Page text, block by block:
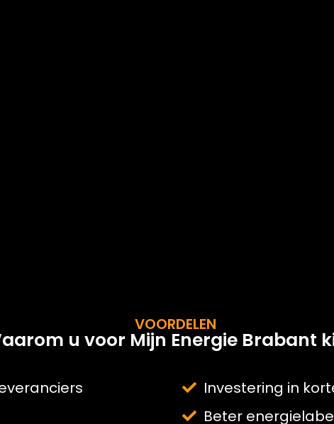
VOORDELEN
u voor Mijn Energie Brabant
Investering in
Beter